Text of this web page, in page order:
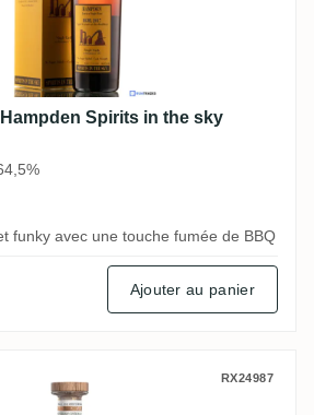
Spirits in the sky
funky avec une touche fumée de BBQ
Ajouter au panier
Hampden Anniversary
RX24987